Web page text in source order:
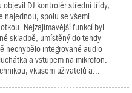
objevil DJ kontrolér střední třídy,
najednou, spolu se všemi
Nejzajímavější funkcí byl
skladbě, umístěný do tehdy
nechybělo integrované audio
a vstupem na mikrofon.
vkusem uživatelů a...